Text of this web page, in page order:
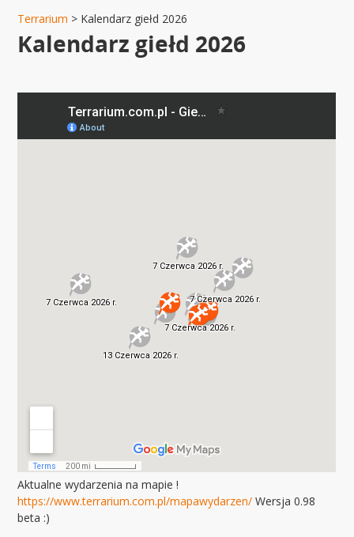
Terrarium > Kalendarz giełd 2026
Kalendarz giełd 2026
Aktualne wydarzenia na mapie !
https://www.terrarium.com.pl/mapawydarzen/ Wersja 0.98
beta :)